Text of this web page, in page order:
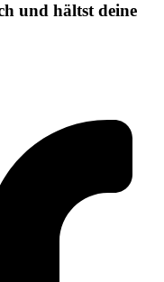
und hältst deine